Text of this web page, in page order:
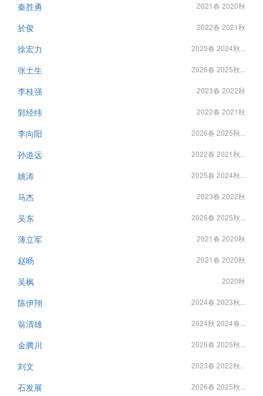
秦胜勇 2021春 2020秋
於俊 2022春 2021秋
徐宏力 2025春 2024秋...
张土生 2026春 2025秋...
李桂强 2023春 2022秋
郭经纬 2022春 2021秋
李向阳 2026春 2025秋...
孙道远 2022春 2021秋...
姚涛 2025春 2024秋...
马杰 2023春 2022秋
吴东 2026春 2025秋...
薄立军 2021春 2020秋
赵旸 2021春 2020秋
吴枫 2020秋
陈伊翔 2024春 2023秋...
翁清雄 2024秋 2024春...
金腾川 2026春 2025秋...
刘文 2023春 2022秋...
石发展 2026春 2025秋...